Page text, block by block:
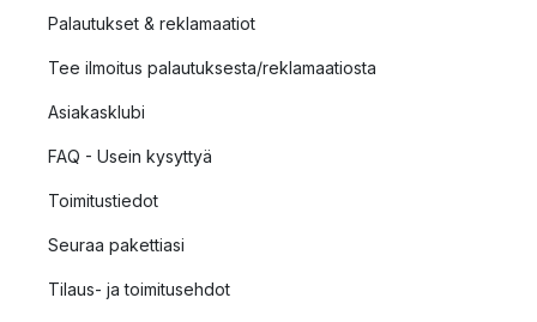
Palautukset & reklamaatiot
Tee ilmoitus palautuksesta/reklamaatiosta
Asiakasklubi
FAQ - Usein kysyttyä
Toimitustiedot
Seuraa pakettiasi
Tilaus- ja toimitusehdot